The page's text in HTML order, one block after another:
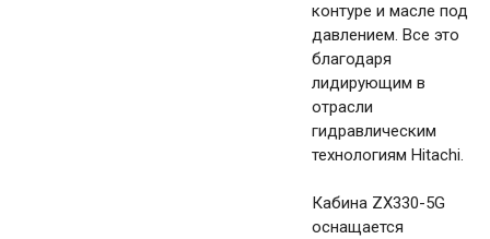
контуре и масле под
давлением. Все это
благодаря
лидирующим в
отрасли
гидравлическим
технологиям Hitachi.
Кабина ZX330-5G
оснащается